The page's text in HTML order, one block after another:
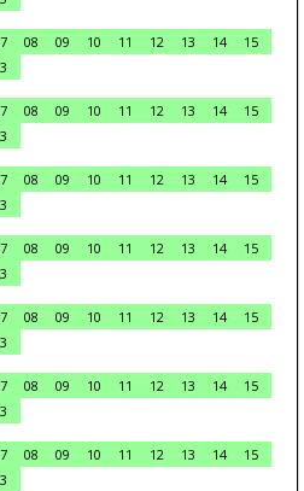
08 09 10 11 12 13 14
15
08 09 10 11 12 13 14
15
08 09 10 11 12 13 14
15
08 09 10 11 12 13 14
15
08 09 10 11 12 13 14
15
08 09 10 11 12 13 14
15
08 09 10 11 12 13 14
15